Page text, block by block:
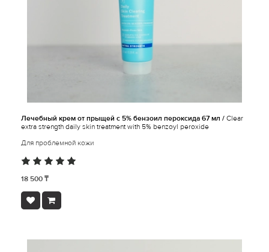
Лечебный крем от прыщей с 5% бензоил пероксида 67 мл / Clear
extra strength daily skin treatment with 5% benzoyl peroxide
Для проблемной кожи
18 500 ₸